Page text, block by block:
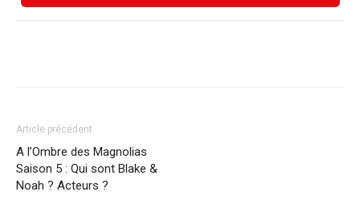
Article précédent
A l’Ombre des Magnolias
Saison 5 : Qui sont Blake &
Noah ? Acteurs ?